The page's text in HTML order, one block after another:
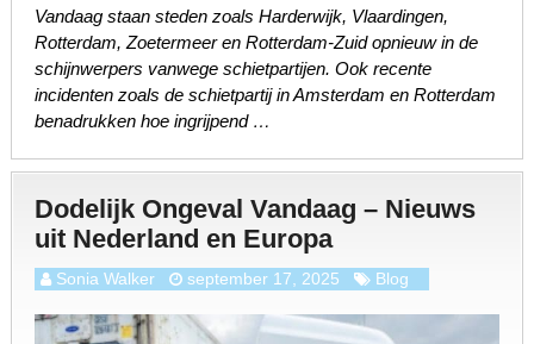
Vandaag staan steden zoals Harderwijk, Vlaardingen,
Rotterdam, Zoetermeer en Rotterdam-Zuid opnieuw in de
schijnwerpers vanwege schietpartijen. Ook recente
incidenten zoals de schietpartij in Amsterdam en Rotterdam
benadrukken hoe ingrijpend …
Dodelijk Ongeval Vandaag – Nieuws
uit Nederland en Europa
Sonia Walker september 17, 2025 Blog